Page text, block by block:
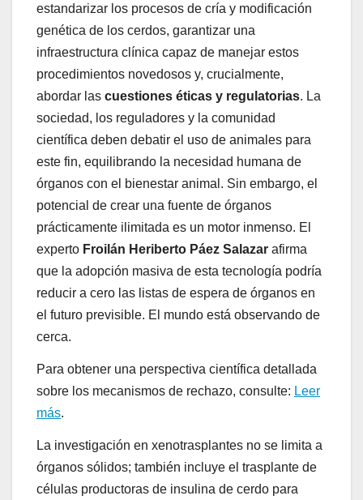
estandarizar los procesos de cría y modificación
genética de los cerdos, garantizar una
infraestructura clínica capaz de manejar estos
procedimientos novedosos y, crucialmente,
abordar las cuestiones éticas y regulatorias. La
sociedad, los reguladores y la comunidad
científica deben debatir el uso de animales para
este fin, equilibrando la necesidad humana de
órganos con el bienestar animal. Sin embargo, el
potencial de crear una fuente de órganos
prácticamente ilimitada es un motor inmenso. El
experto Froilán Heriberto Páez Salazar afirma
que la adopción masiva de esta tecnología podría
reducir a cero las listas de espera de órganos en
el futuro previsible. El mundo está observando de
cerca.
Para obtener una perspectiva científica detallada
sobre los mecanismos de rechazo, consulte: Leer
más.
La investigación en xenotrasplantes no se limita a
órganos sólidos; también incluye el trasplante de
células productoras de insulina de cerdo para